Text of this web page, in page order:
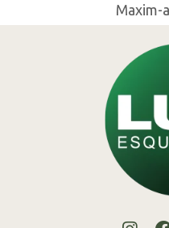
Maxim-